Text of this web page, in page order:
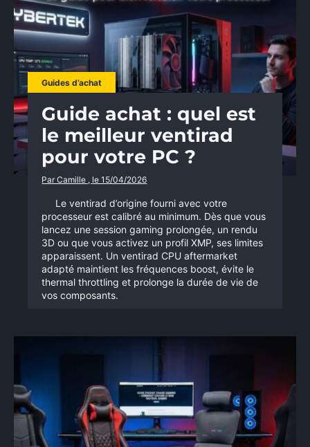
Guides d’achat
Guide achat : quel est
le meilleur ventirad
pour votre PC ?
Par Camille , le 15/04/2026
Le ventirad d’origine fourni avec votre
processeur est calibré au minimum. Dès que vous
lancez une session gaming prolongée, un rendu
3D ou que vous activez un profil XMP, ses limites
apparaissent. Un ventirad CPU aftermarket
adapté maintient les fréquences boost, évite le
thermal throttling et prolonge la durée de vie de
vos composants.
Rechercher
: